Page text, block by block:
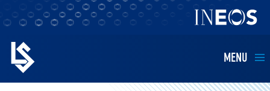
MENU